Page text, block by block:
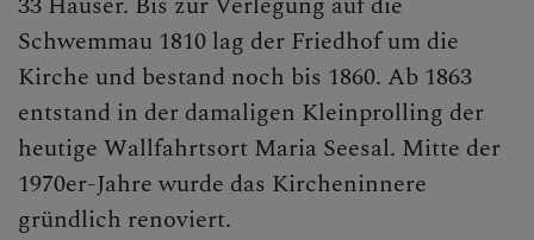
Schwemmau 1810 lag der Friedhof um die
Kirche und bestand noch bis 1860. Ab 1863
entstand in der damaligen Kleinprolling der
heutige Wallfahrtsort Maria Seesal. Mitte der
1970er-Jahre wurde das Kircheninnere
gründlich renoviert.